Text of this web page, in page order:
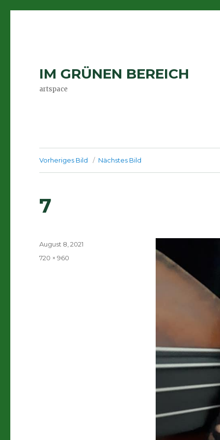
IM GRÜNEN BEREICH
artspace
Vorheriges Bild Nächstes Bild
7
Veröffentlicht
August 8, 2021
Volle
720 × 960